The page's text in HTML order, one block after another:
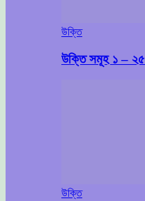
উক্তি
উক্তি সমূহ ১ – ২৫
উক্তি